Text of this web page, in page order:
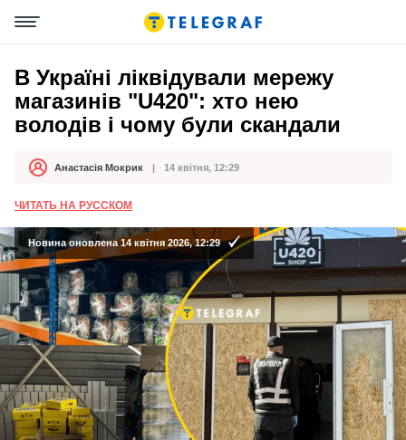
В Україні ліквідували мережу
магазинів "U420": хто нею
володів і чому були скандали
АвторАнастасія Мокрик
Дата публікації 14 квітня, 12:29
ЧИТАТЬ НА РУССКОМ
Новина оновлена 14 квітня 2026, 12:29